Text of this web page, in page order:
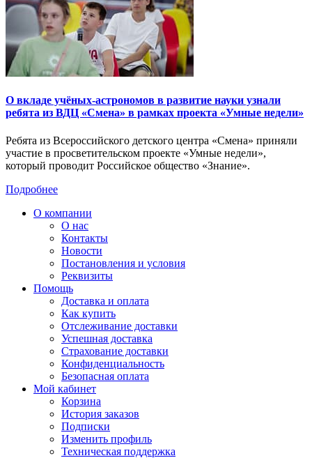
О вкладе учёных-астрономов в развитие науки узнали
ребята из ВДЦ «Смена» в рамках проекта «Умные недели»
Ребята из Всероссийского детского центра «Смена» приняли
участие в просветительском проекте «Умные недели»,
который проводит Российское общество «Знание».
Подробнее
О компании
О нас
Контакты
Новости
Постановления и условия
Реквизиты
Помощь
Доставка и оплата
Как купить
Отслеживание доставки
Успешная доставка
Страхование доставки
Конфиденциальность
Безопасная оплата
Мой кабинет
Корзина
История заказов
Подписки
Изменить профиль
Техническая поддержка